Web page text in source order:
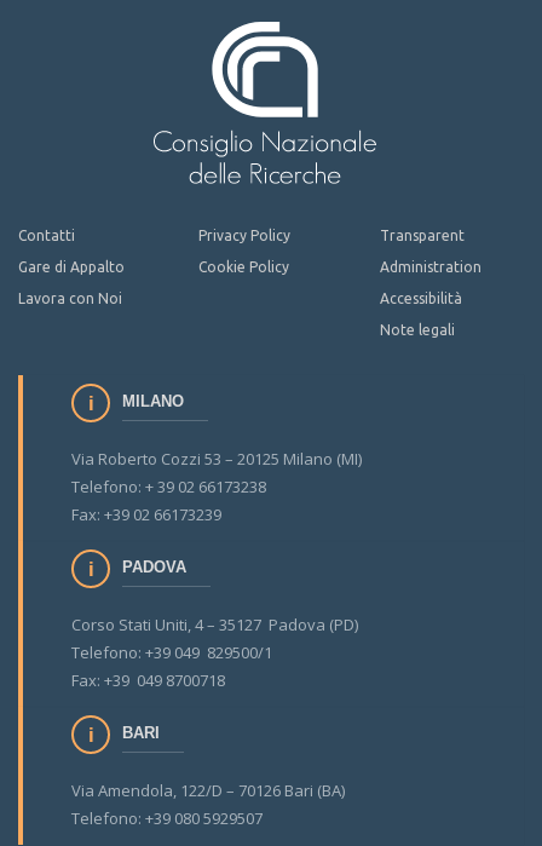
Contatti
Gare di Appalto
Lavora con Noi
Privacy Policy
Cookie Policy
Transparent
Administration
Accessibilità
Note legali
MILANO
Via Roberto Cozzi 53 – 20125 Milano (MI)
Telefono: + 39 02 66173238
Fax: +39 02 66173239
PADOVA
Corso Stati Uniti, 4 – 35127 Padova (PD)
Telefono: +39 049 829500/1
Fax: +39 049 8700718
BARI
Via Amendola, 122/D – 70126 Bari (BA)
Telefono: +39 080 5929507